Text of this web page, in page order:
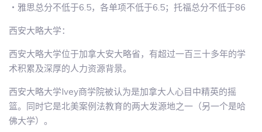
・雅思总分不低于6.5，各单项不低于6.5；托福总分不低于86
西安大略大学：
西安大略大学位于加拿大安大略省，有超过一百三十多年的学
术积累及深厚的人力资源背景。
西安大略大学Ivey商学院被认为是加拿大人心目中精英的摇
篮。同时它是北美案例法教育的两大发源地之一（另一个是哈
佛大学）。